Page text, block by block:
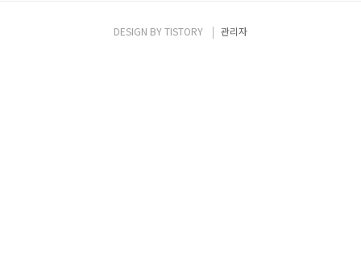
DESIGN BYTISTORY 관리자